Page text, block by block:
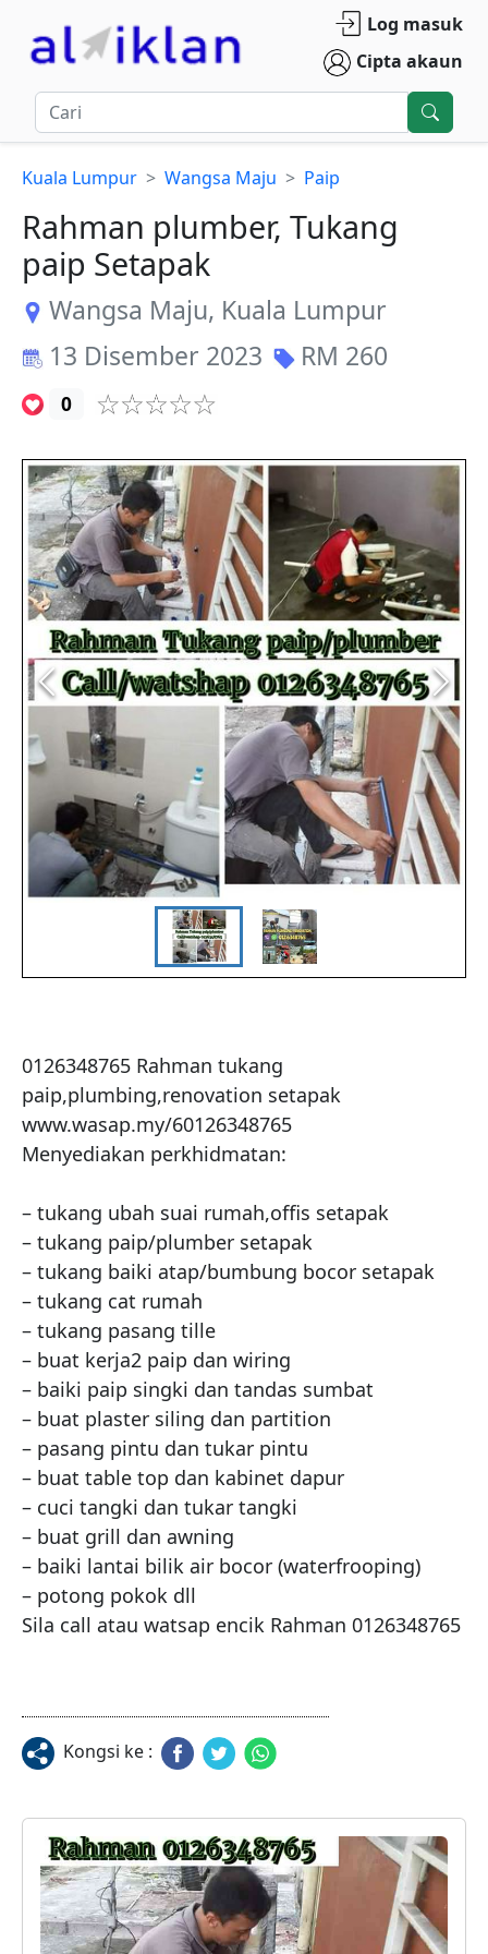
Log masuk
Cipta akaun
Kuala Lumpur Wangsa Maju Paip
Rahman plumber, Tukang
paip Setapak
Wangsa Maju, Kuala Lumpur
13 Disember 2023
RM 260
0
0126348765 Rahman tukang
paip,plumbing,renovation setapak
www.wasap.my/60126348765
Menyediakan perkhidmatan:
– tukang ubah suai rumah,offis setapak
– tukang paip/plumber setapak
– tukang baiki atap/bumbung bocor setapak
– tukang cat rumah
– tukang pasang tille
– buat kerja2 paip dan wiring
– baiki paip singki dan tandas sumbat
– buat plaster siling dan partition
– pasang pintu dan tukar pintu
– buat table top dan kabinet dapur
– cuci tangki dan tukar tangki
– buat grill dan awning
– baiki lantai bilik air bocor (waterfrooping)
– potong pokok dll
Sila call atau watsap encik Rahman 0126348765
Kongsi ke :